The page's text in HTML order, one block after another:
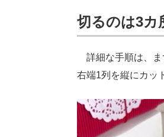
切るのは3カ
詳細な手順は、ま
右端1列を縦にカッ